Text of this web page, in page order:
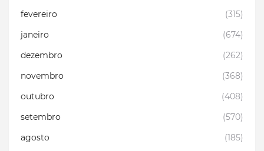
fevereiro
(315)
janeiro
(674)
dezembro
(262)
novembro
(368)
outubro
(408)
setembro
(570)
agosto
(185)